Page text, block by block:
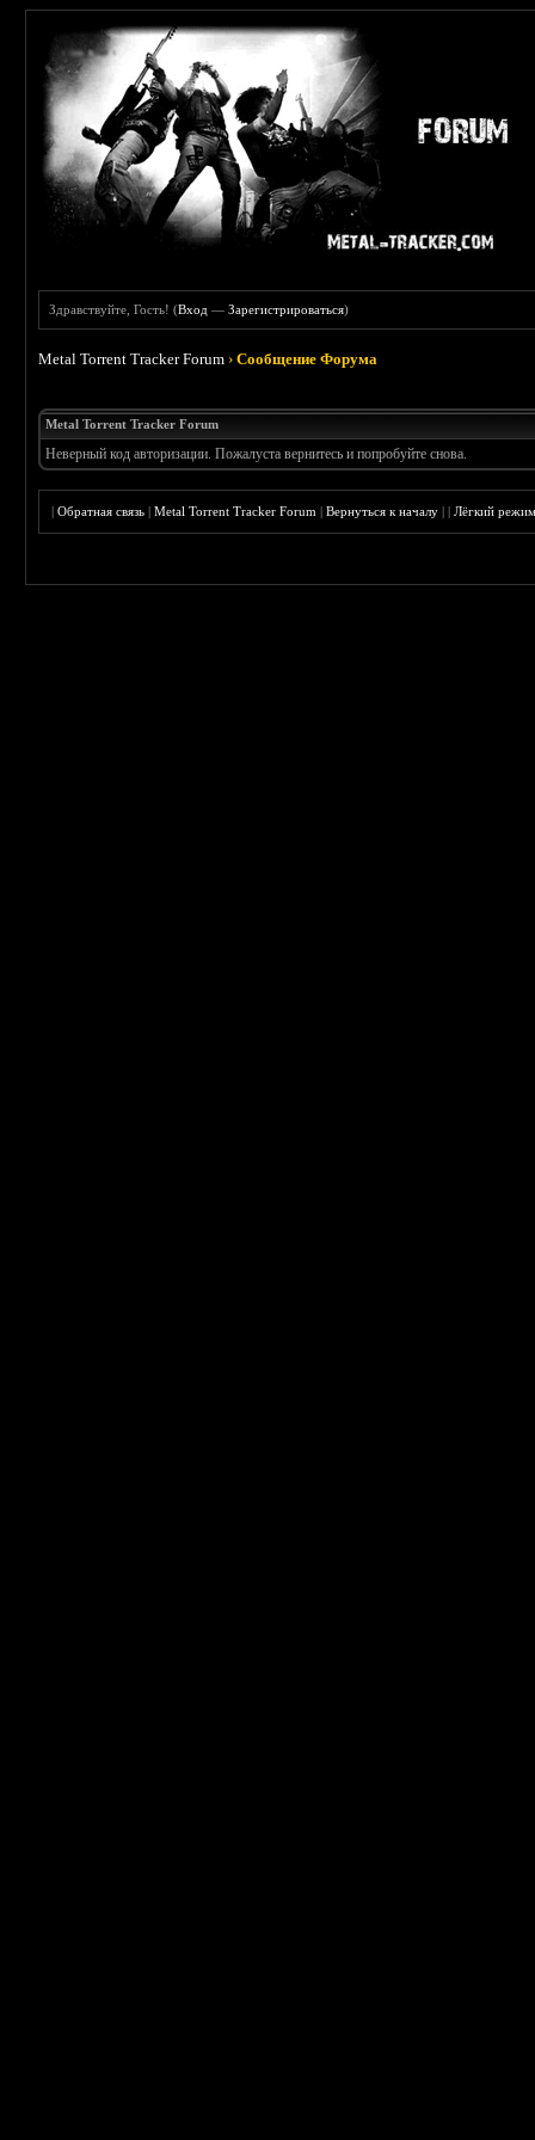
Здравствуйте, Гость! (Вход —Зарегистрироваться)
Metal Torrent Tracker Forum ›Сообщение Форума
Metal Torrent Tracker Forum
Неверный код авторизации. Пожалуста вернитесь и попробуйте снова.
|Обратная связь |Metal Torrent Tracker Forum |Вернуться к началу ||Лёгкий